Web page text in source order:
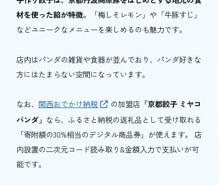
材を使った餡が特徴。
「梅しそレモン」や「牛豚すじ」
などユニークなメニューを楽しめるのも魅力です。
店内はパンダの雑貨や食器が並んでおり、パンダ好きな
方にはたまらない空間になっています。
なお、 関西おでかけ納税 の加盟店「京都餃子 ミヤコ
パンダ」 なら、ふるさと納税の返礼品として受け取れる
「寄附額の30%相当のデジタル商品券」が使えます。 店
内設置の二次元コード読み取り&金額入力で支払いが可
能です。